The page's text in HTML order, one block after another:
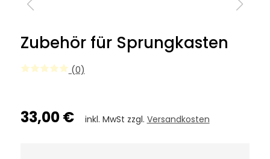
Zubehör für Sprungkasten
(0)
33,00 € inkl. MwSt zzgl. Versandkosten